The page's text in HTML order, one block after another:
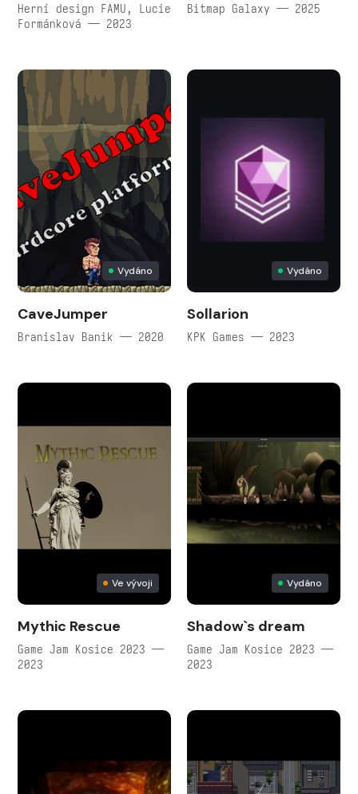
Herní design FAMU, Lucie
Formánková — 2023
Bitmap Galaxy — 2025
Vydáno
CaveJumper
Branislav Banik — 2020
Vydáno
Sollarion
KPK Games — 2023
Ve vývoji
Mythic Rescue
Game Jam Kosice 2023 —
2023
Vydáno
Shadow`s dream
Game Jam Kosice 2023 —
2023